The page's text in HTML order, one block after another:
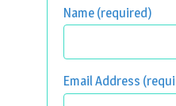
Name (required)
Email Address